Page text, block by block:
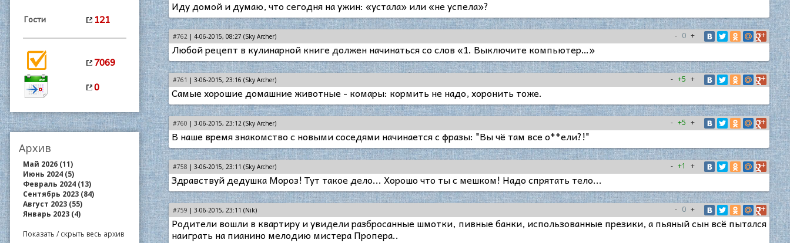
Гости 121
7069
0
Архив
Май 2026 (11)
Июнь 2024 (5)
Февраль 2024 (13)
Сентябрь 2023 (84)
Август 2023 (55)
Январь 2023 (4)
Показать / скрыть весь архив
Иду домой и думаю, что сегодня на ужин: «устала» или «не успела»?
#762| 4-06-2015, 08:27 (Sky Archer) - 0 +
Любой рецепт в кулинарной книге должен начинаться со слов «1. Выключите компьютер…»
#761 | 3-06-2015, 23:16 (Sky Archer) - +5 +
Самые хорошие домашние животные - комары: кормить не надо, хоронить тоже.
#760 | 3-06-2015, 23:12 (Sky Archer) - +5 +
В наше время знакомство с новыми соседями начинается с фразы: "Вы чё там все о**ели?!"
#758 | 3-06-2015, 23:11 (Sky Archer) - +1 +
Здравствуй дедушка Мороз! Тут такое дело... Хорошо что ты с мешком! Надо спрятать тело...
#759 | 3-06-2015, 23:11 (Nik) - 0 +
Родители вошли в квартиру и увидели разбросанные шмотки, пивные банки, использованные презики, а пьяный сын всё пытался
наиграть на пианино мелодию мистера Пропера..